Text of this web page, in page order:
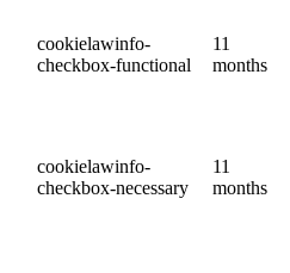
cookielawinfo-
checkbox-functional
11
months
cookielawinfo-
checkbox-necessary
11
months